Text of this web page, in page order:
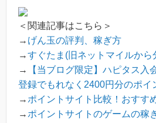
＜関連記事はこちら＞
→ げん玉の評判、稼ぎ方
→すぐたま(旧ネットマイルか
→
【当ブログ限定】ハピタス入
登録でもれなく2400円分のポイ
→ ポイントサイト比較！おすす
→ ポイントサイトのゲームの稼